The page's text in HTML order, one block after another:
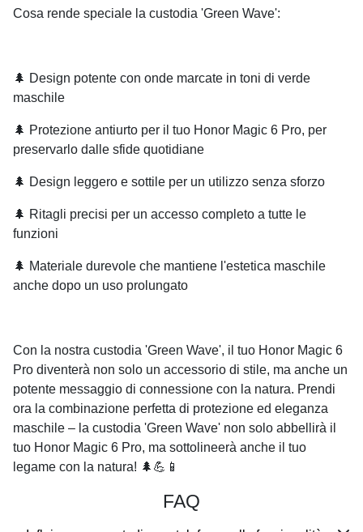
Cosa rende speciale la custodia 'Green Wave':
🌲 Design potente con onde marcate in toni di verde
maschile
🌲 Protezione antiurto per il tuo Honor Magic 6 Pro, per
preservarlo dalle sfide quotidiane
🌲 Design leggero e sottile per un utilizzo senza sforzo
🌲 Ritagli precisi per un accesso completo a tutte le
funzioni
🌲 Materiale durevole che mantiene l'estetica maschile
anche dopo un uso prolungato
Con la nostra custodia 'Green Wave', il tuo Honor Magic 6
Pro diventerà non solo un accessorio di stile, ma anche un
potente messaggio di connessione con la natura. Prendi
ora la combinazione perfetta di protezione ed eleganza
maschile – la custodia 'Green Wave' non solo abbellirà il
tuo Honor Magic 6 Pro, ma sottolineerà anche il tuo
legame con la natura! 🌲💪📱
FAQ